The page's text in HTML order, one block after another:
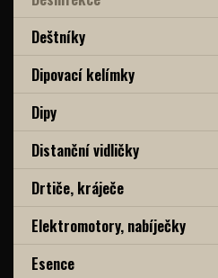
Deštníky
Dipovací kelímky
Dipy
Distanční vidličky
Drtiče, kráječe
Elektromotory, nabíječky
Esence